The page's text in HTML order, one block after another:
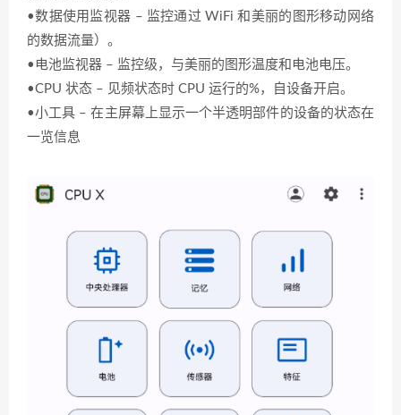
•数据使用监视器 – 监控通过 WiFi 和美丽的图形移动网络
的数据流量）。
•电池监视器 – 监控级，与美丽的图形温度和电池电压。
•CPU 状态 – 见频状态时 CPU 运行的%，自设备开启。
•小工具 – 在主屏幕上显示一个半透明部件的设备的状态在
一览信息